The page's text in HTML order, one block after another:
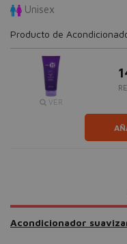
Unisex
Producto de
VER
Acondicionador